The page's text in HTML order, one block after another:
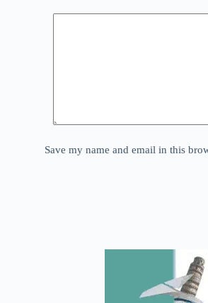
Save my name and email in this